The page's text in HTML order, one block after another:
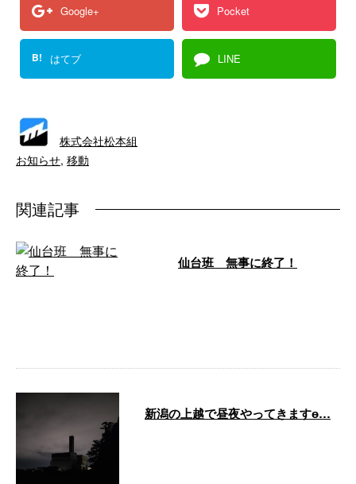
Google+ Pocket
B! はてブ LINE
株式会社松本組
お知らせ, 移動
関連記事
仙台班 無事に終了！
新潟の上越で昼夜やってきますɵ…